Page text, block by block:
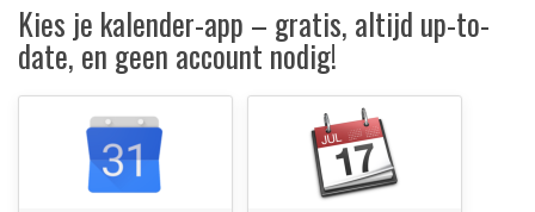
Kies je kalender-app – gratis, altijd up-to-
date, en geen account nodig!